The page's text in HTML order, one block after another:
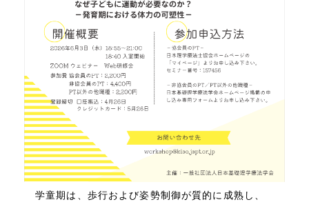
学童期は、歩行および姿勢制御が質的に成熟し、